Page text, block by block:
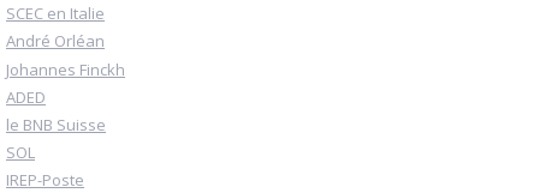
SCEC en Italie
André Orléan
Johannes Finckh
ADED
le BNB Suisse
SOL
IREP-Poste